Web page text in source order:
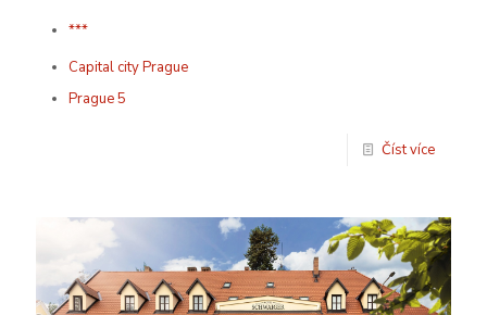
***
Capital city Prague
Prague 5
Číst více